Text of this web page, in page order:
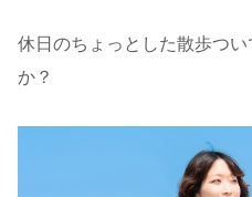
休日のちょっとした散歩つ
か？